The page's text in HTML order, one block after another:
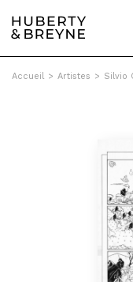
Accueil > Artistes > Silvio